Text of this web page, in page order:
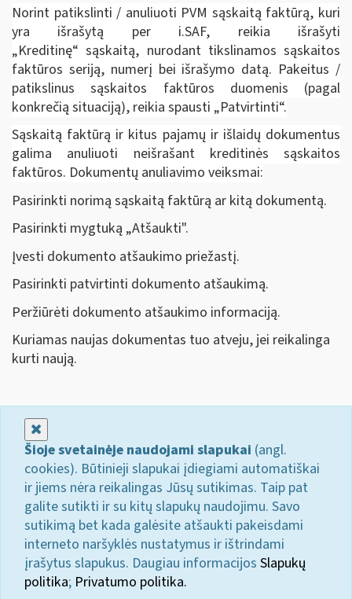
Norint patikslinti / anuliuoti PVM sąskaitą faktūrą, kuri
yra išrašytą per i.SAF, reikia išrašyti
„Kreditinę“ sąskaitą, nurodant tikslinamos sąskaitos
faktūros seriją, numerį bei išrašymo datą. Pakeitus /
patikslinus sąskaitos faktūros duomenis (pagal
konkrečią situaciją), reikia spausti „Patvirtinti“.
Sąskaitą faktūrą ir kitus pajamų ir išlaidų dokumentus
galima anuliuoti neišrašant kreditinės sąskaitos
faktūros. Dokumentų anuliavimo veiksmai:
Pasirinkti norimą sąskaitą faktūrą ar kitą dokumentą.
Pasirinkti mygtuką „Atšaukti".
Įvesti dokumento atšaukimo priežastį.
Pasirinkti patvirtinti dokumento atšaukimą.
Peržiūrėti dokumento atšaukimo informaciją.
Kuriamas naujas dokumentas tuo atveju, jei reikalinga
kurti naują.
Šioje svetainėje naudojami slapukai (angl.
cookies). Būtinieji slapukai įdiegiami automatiškai
ir jiems nėra reikalingas Jūsų sutikimas. Taip pat
galite sutikti ir su kitų slapukų naudojimu. Savo
sutikimą bet kada galėsite atšaukti pakeisdami
interneto naršyklės nustatymus ir ištrindami
įrašytus slapukus. Daugiau informacijos Slapukų
politika; Privatumo politika.